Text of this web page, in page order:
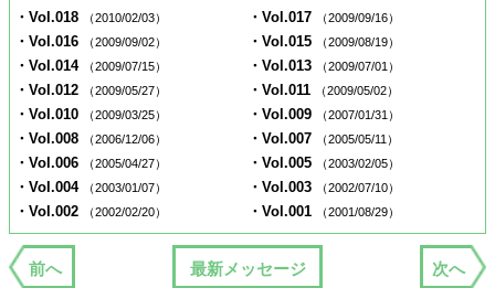
・Vol.018 （2010/02/03） ・Vol.017 （2009/09/16）
・Vol.016 （2009/09/02） ・Vol.015 （2009/08/19）
・Vol.014 （2009/07/15） ・Vol.013 （2009/07/01）
・Vol.012 （2009/05/27） ・Vol.011 （2009/05/02）
・Vol.010 （2009/03/25） ・Vol.009 （2007/01/31）
・Vol.008 （2006/12/06） ・Vol.007 （2005/05/11）
・Vol.006 （2005/04/27） ・Vol.005 （2003/02/05）
・Vol.004 （2003/01/07） ・Vol.003 （2002/07/10）
・Vol.002 （2002/02/20） ・Vol.001 （2001/08/29）
前へ 最新メッセージ 次へ